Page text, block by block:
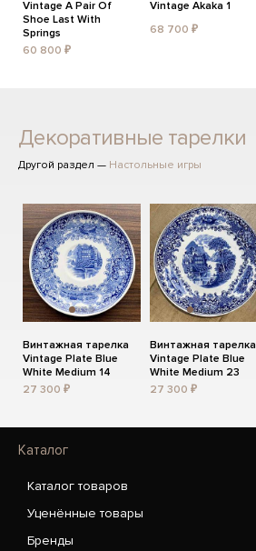
Vintage A Pair Of
Shoe Last With
Springs
60 800 ₽
Vintage Akaka 1
68 700 ₽
Декоративные тарелки
Другой раздел — Настольные игры
Винтажная тарелка
Vintage Plate Blue
White Medium 14
27 300 ₽
Винтажная тарелка
Vintage Plate Blue
White Medium 23
27 300 ₽
Каталог
Каталог товаров
Уценённые товары
Бренды